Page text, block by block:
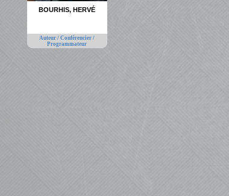
BOURHIS, HERVÉ
Auteur / Conférencier /
Programmateur